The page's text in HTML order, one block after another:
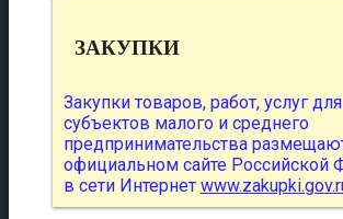
ЗАКУПКИ
Закупки товаров, работ, услуг для
субъектов малого и среднего
предпринимательства
официальном сайте Российской
в сети Интернет